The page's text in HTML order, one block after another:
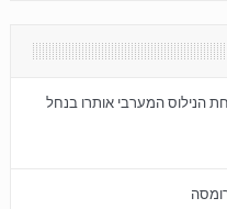
הנילוס המערבי אותרו בנחל